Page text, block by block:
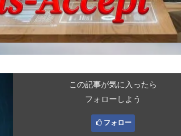
この記事が気に入ったら
フォローしよう
フォロー